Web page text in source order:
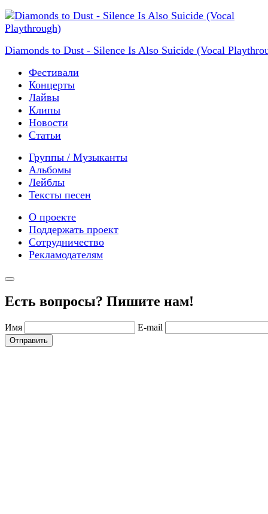
Diamonds to Dust - Silence Is Also Suicide (Vocal
Фестивали
Концерты
Лайвы
Клипы
Новости
Статьи
Группы / Музыканты
Альбомы
Лейблы
Тексты песен
О проекте
Поддержать проект
Сотрудничество
Рекламодателям
Есть вопросы? Пишите нам!
Имя E-mail